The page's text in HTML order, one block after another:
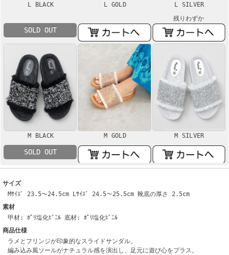
L BLACK
SOLD OUT
L GOLD
L SILVER
残りわずか
M BLACK
SOLD OUT
M GOLD M SILVER
サイズ
Mｻｲｽﾞ 23.5～24.5cm Lｻｲｽﾞ 24.5～25.5cm 靴底の厚さ 2.5cm
素材
甲材: ﾎﾟﾘ塩化ﾋﾞﾆﾙ 底材: ﾎﾟﾘ塩化ﾋﾞﾆﾙ
商品仕様
ラメとフリンジが印象的なスライドサンダル。
編み込み風ソールがナチュラル感を演出し、足元に遊び心をプラス。